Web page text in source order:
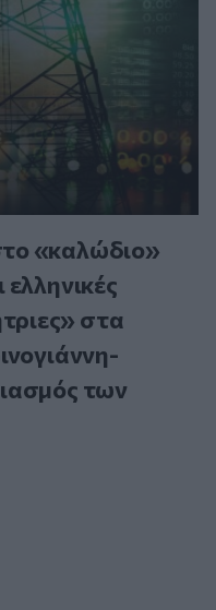
«καλώδιο»
στα
των